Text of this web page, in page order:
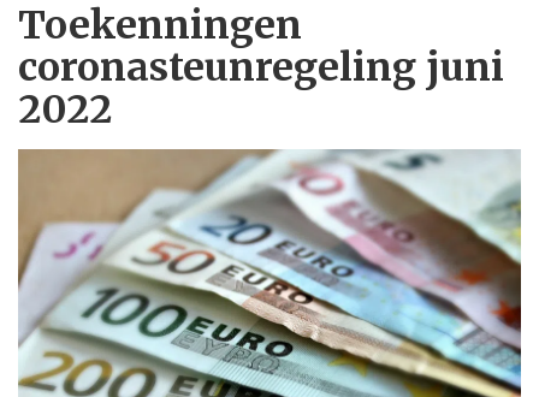
Toekenningen
coronasteunregeling juni
2022